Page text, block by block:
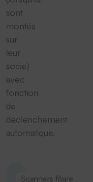
sont
montés
sur
leur
socie)
avec
fonction
de
déclenchement
automatique.
Scanners filaire